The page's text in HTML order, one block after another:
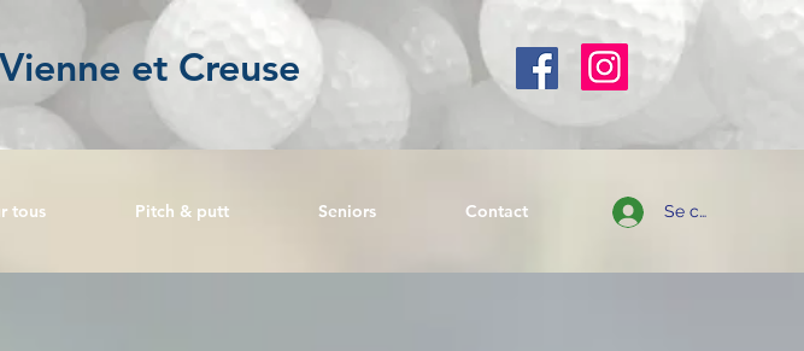
et Creuse
tous Pitch & putt Seniors Contact Se connecter